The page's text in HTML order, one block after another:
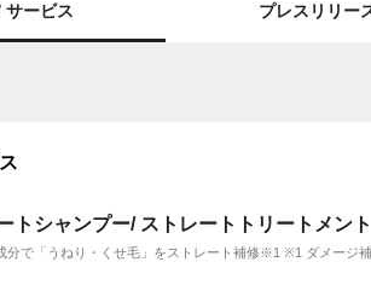
サービス プレスリリー
トシャンプー/ ストレートトリートメント
分で「うねり・くせ毛」をストレート補修※1 ※1 ダメージ